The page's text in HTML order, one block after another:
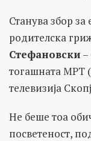
Станува збор
родителска
Стефановски –
тогашната МРТ
телевизија
Не беше тоа
посветеност,